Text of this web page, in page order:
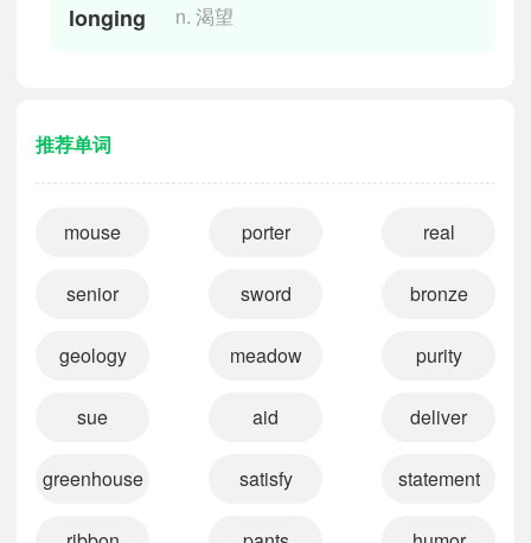
longing n. 渴望
推荐单词
mouse porter real
senior sword bronze
geology meadow purity
sue aid deliver
greenhouse satisfy statement